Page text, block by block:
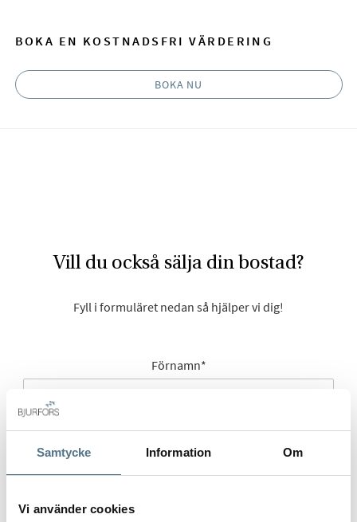
Samtycke Information Om
Vi använder cookies
BOKA EN KOSTNADSFRI VÄRDERING
BOKA NU
Vill du också sälja din bostad?
Fyll i formuläret nedan så hjälper vi dig!
Förnamn*
Efternamn*